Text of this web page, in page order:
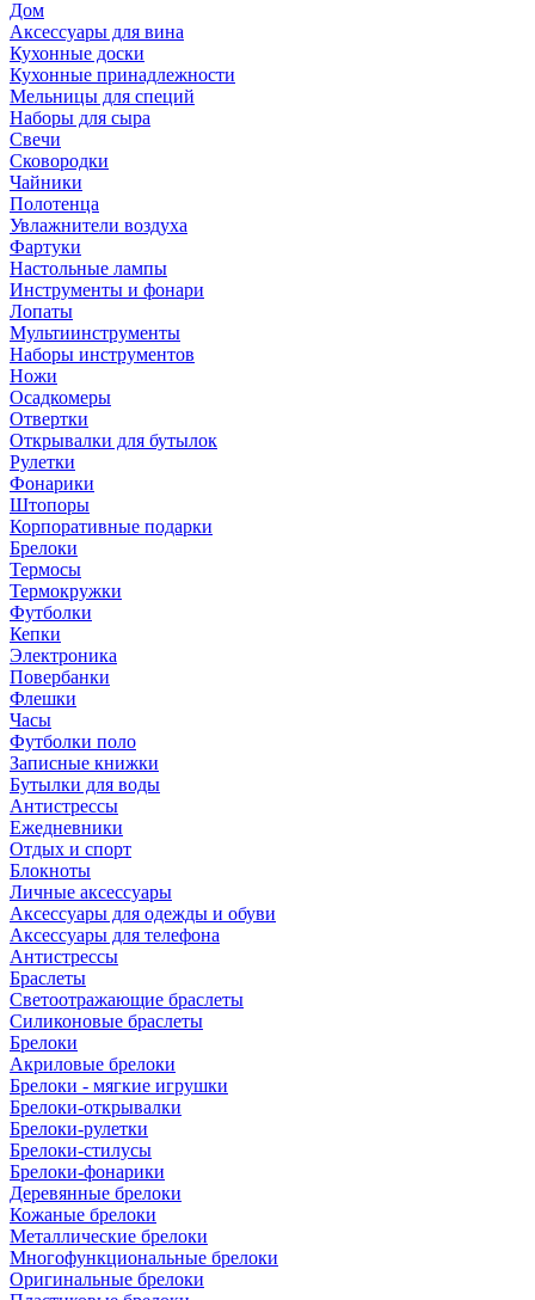
Дом
Аксессуары для вина
Кухонные доски
Кухонные принадлежности
Мельницы для специй
Наборы для сыра
Свечи
Сковородки
Чайники
Полотенца
Увлажнители воздуха
Фартуки
Настольные лампы
Инструменты и фонари
Лопаты
Мультиинструменты
Наборы инструментов
Ножи
Осадкомеры
Отвертки
Открывалки для бутылок
Рулетки
Фонарики
Штопоры
Корпоративные подарки
Брелоки
Термосы
Термокружки
Футболки
Кепки
Электроника
Повербанки
Флешки
Часы
Футболки поло
Записные книжки
Бутылки для воды
Антистрессы
Ежедневники
Отдых и спорт
Блокноты
Личные аксессуары
Аксессуары для одежды и обуви
Аксессуары для телефона
Антистрессы
Браслеты
Светоотражающие браслеты
Силиконовые браслеты
Брелоки
Акриловые брелоки
Брелоки - мягкие игрушки
Брелоки-открывалки
Брелоки-рулетки
Брелоки-стилусы
Брелоки-фонарики
Деревянные брелоки
Кожаные брелоки
Металлические брелоки
Многофункциональные брелоки
Оригинальные брелоки